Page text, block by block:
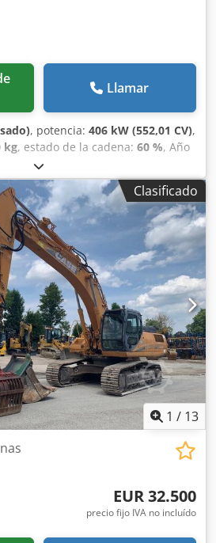
Llamar
, potencia: 406 kW (552,01 CV),
kg, estado de la cadena: 60 %, Año
horas de funcionamiento:
cabina, CATERPILLAR
2015 Horas de
h Cjdpsy U I Hbofx Akcjrf Cabina
acondicionado Radio Cámara
centralizado Pluma estándar
m Cazo de roca con cuchilla,
aprox. 60% conservado
Motor CAT C18 con 406 kW
90 t.
Clasificado
1 / 13
EUR 32.500
precio fijo IVA no incluído